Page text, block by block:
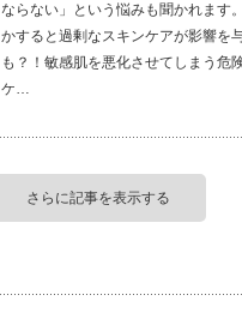
ならない」という悩みも聞かれます
かすると過剰なスキンケアが影響を
も？！敏感肌を悪化させてしまう危
ケ…
さらに記事を表示する